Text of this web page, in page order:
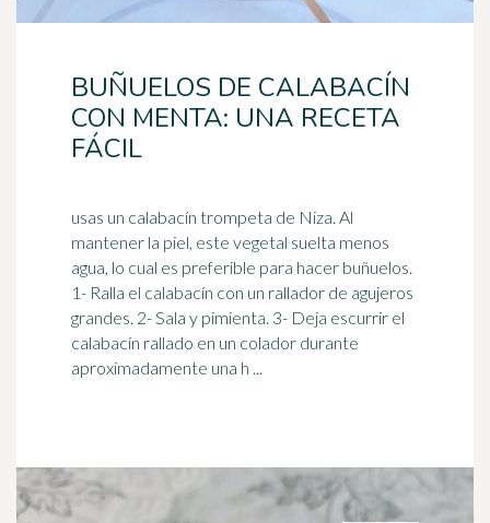
BUÑUELOS DE CALABACÍN
CON MENTA: UNA RECETA
FÁCIL
usas un calabacín trompeta de Niza. Al
mantener la piel, este vegetal suelta menos
agua, lo cual es preferible para hacer buñuelos.
1- Ralla el calabacín con un rallador de agujeros
grandes. 2- Sala y pimienta. 3- Deja escurrir el
calabacín rallado en un colador durante
aproximadamente una h ...